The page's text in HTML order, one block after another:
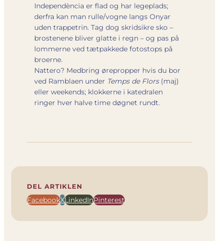
Independència er flad og har legeplads;
derfra kan man rulle/vogne langs Onyar
uden trappetrin. Tag dog skridsikre sko –
brostenene bliver glatte i regn – og pas på
lommerne ved tætpakkede fotostops på
broerne.
Nattero? Medbring ørepropper hvis du bor
ved Ramblaen under Temps de Flors(maj)
eller weekends; klokkerne i katedralen
ringer hver halve time døgnet rundt.
DEL ARTIKLEN
FacebookXLinkedInPinterest